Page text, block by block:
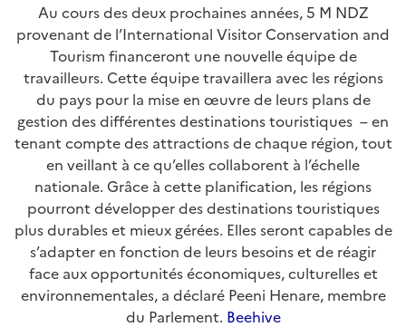
Au cours des deux prochaines années, 5 M NDZ
provenant de l’International Visitor Conservation and
Tourism financeront une nouvelle équipe de
travailleurs. Cette équipe travaillera avec les régions
du pays pour la mise en œuvre de leurs plans de
gestion des différentes destinations touristiques – en
tenant compte des attractions de chaque région, tout
en veillant à ce qu’elles collaborent à l’échelle
nationale. Grâce à cette planification, les régions
pourront développer des destinations touristiques
plus durables et mieux gérées. Elles seront capables de
s’adapter en fonction de leurs besoins et de réagir
face aux opportunités économiques, culturelles et
environnementales, a déclaré Peeni Henare, membre
du Parlement. Beehive